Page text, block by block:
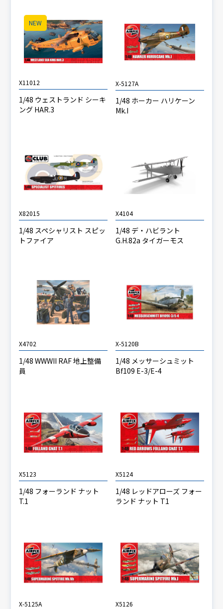
NEW
X11012
1/48 ウェストランド シーキ
ング HAR.3
X-5127A
1/48 ホーカー ハリケーン
Mk.I
X82015
1/48 スペシャリスト スピッ
トファイア
X4104
1/48 デ・ハビラント
G.H.82a タイガーモス
X4702
1/48 WWWII RAF 地上整備
員
X-5120B
1/48 メッサーシュミット
Bf109 E-3/E-4
X5123
1/48 フォーランド ナット
T.1
X5124
1/48 レッドアローズ フォー
ランド ナット T1
X-5125A X5126